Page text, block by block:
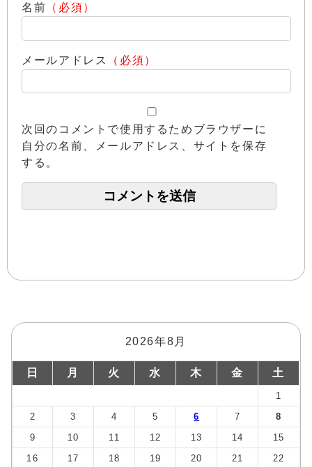
名前 （必須）
メールアドレス （必須）
次回のコメントで使用するためブラウザーに
自分の名前、メールアドレス、サイトを保存
する。
2026年8月
日 月 火 水 木 金 土
1
2
3 4 5 6 7
8
9
10 11 12 13 14
15
16
17 18 19 20 21
22